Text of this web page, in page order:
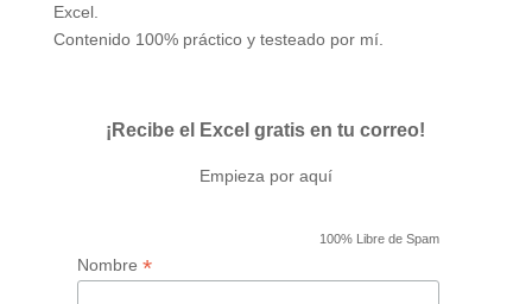
Excel.
Contenido 100% práctico y testeado por mí.
¡Recibe el Excel gratis en tu correo!
Empieza por aquí
100% Libre de Spam
Nombre *